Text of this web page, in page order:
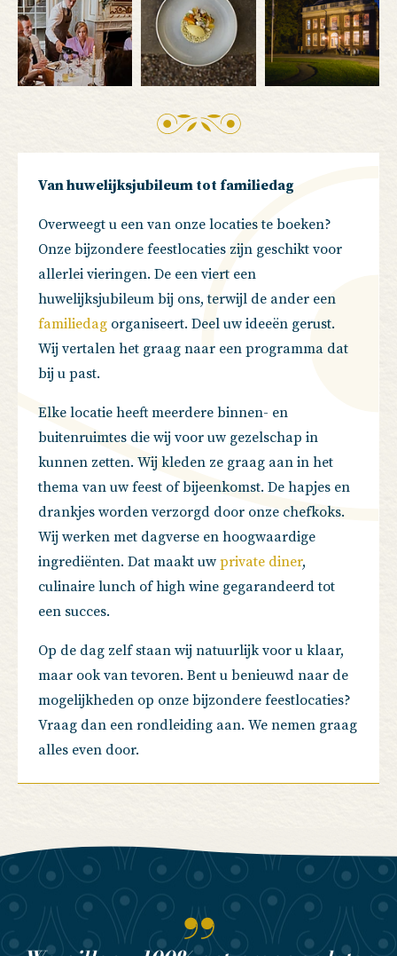
Van huwelijksjubileum tot familiedag
Overweegt u een van onze locaties te boeken?
Onze bijzondere feestlocaties zijn geschikt voor
allerlei vieringen. De een viert een
huwelijksjubileum bij ons, terwijl de ander een
familiedag organiseert. Deel uw ideeën gerust.
Wij vertalen het graag naar een programma dat
bij u past.
Elke locatie heeft meerdere binnen- en
buitenruimtes die wij voor uw gezelschap in
kunnen zetten. Wij kleden ze graag aan in het
thema van uw feest of bijeenkomst. De hapjes en
drankjes worden verzorgd door onze chefkoks.
Wij werken met dagverse en hoogwaardige
ingrediënten. Dat maakt uwprivate diner,
culinaire lunch of high wine gegarandeerd tot
een succes.
Op de dag zelf staan wij natuurlijk voor u klaar,
maar ook van tevoren. Bent u benieuwd naar de
mogelijkheden op onze bijzondere feestlocaties?
Vraag dan een rondleiding aan. We nemen graag
alles even door.